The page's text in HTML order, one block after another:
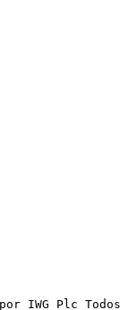
IWG Plc Todos